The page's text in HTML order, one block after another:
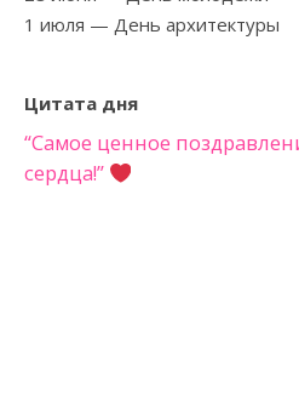
1 июля — День архитектуры
Цитата дня
“Самое ценное
сердца!”